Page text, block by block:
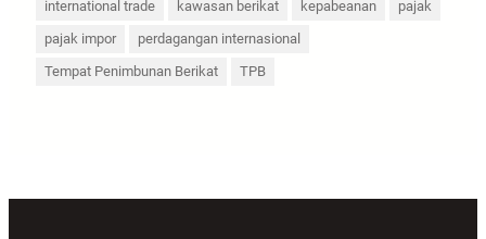
international trade
kawasan berikat kepabeanan
pajak
pajak impor
perdagangan internasional
Tempat Penimbunan Berikat
TPB